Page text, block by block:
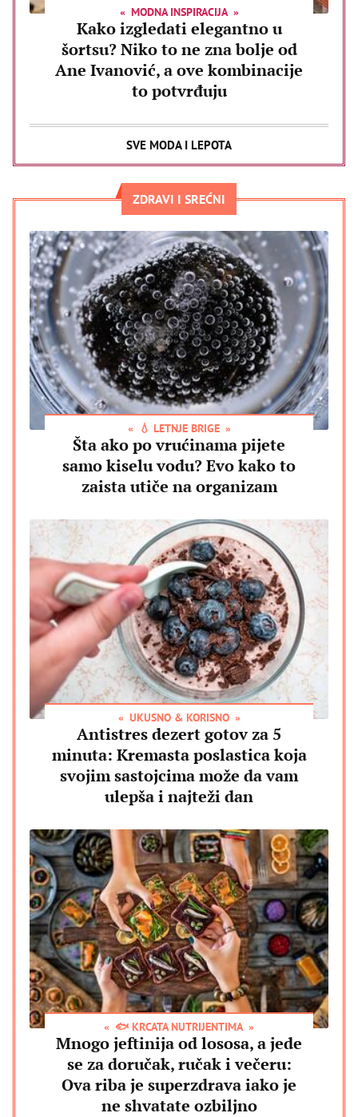
MODNA INSPIRACIJA
Kako izgledati elegantno u
šortsu? Niko to ne zna bolje od
Ane Ivanović, a ove kombinacije
to potvrđuju
SVE MODA I LEPOTA
ZDRAVI I SREĆNI
💧 LETNJE BRIGE
Šta ako po vrućinama pijete
samo kiselu vodu? Evo kako to
zaista utiče na organizam
UKUSNO & KORISNO
Antistres dezert gotov za 5
minuta: Kremasta poslastica koja
svojim sastojcima može da vam
ulepša i najteži dan
🐟 KRCATA NUTRIJENTIMA
Mnogo jeftinija od lososa, a jede
se za doručak, ručak i večeru:
Ova riba je superzdrava iako je
ne shvatate ozbiljno